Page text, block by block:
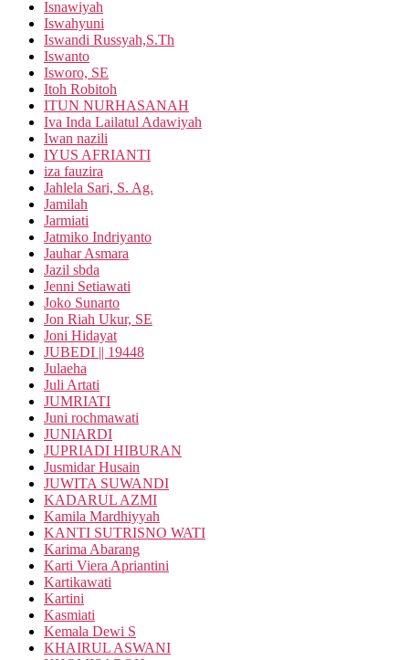
Isnawiyah
Iswahyuni
Iswandi Russyah,S.Th
Iswanto
Isworo, SE
Itoh Robitoh
ITUN NURHASANAH
Iva Inda Lailatul Adawiyah
Iwan nazili
IYUS AFRIANTI
iza fauzira
Jahlela Sari, S. Ag.
Jamilah
Jarmiati
Jatmiko Indriyanto
Jauhar Asmara
Jazil sbda
Jenni Setiawati
Joko Sunarto
Jon Riah Ukur, SE
Joni Hidayat
JUBEDI || 19448
Julaeha
Juli Artati
JUMRIATI
Juni rochmawati
JUNIARDI
JUPRIADI HIBURAN
Jusmidar Husain
JUWITA SUWANDI
KADARUL AZMI
Kamila Mardhiyyah
KANTI SUTRISNO WATI
Karima Abarang
Karti Viera Apriantini
Kartikawati
Kartini
Kasmiati
Kemala Dewi S
KHAIRUL ASWANI